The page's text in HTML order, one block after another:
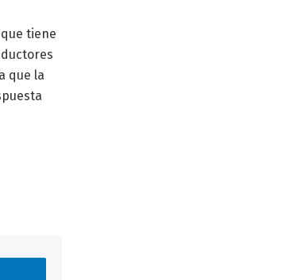
tiene
que la